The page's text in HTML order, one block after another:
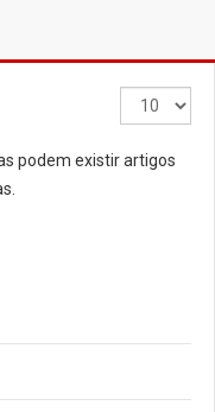
Qtd.
a
mostrar
podem existir artigos